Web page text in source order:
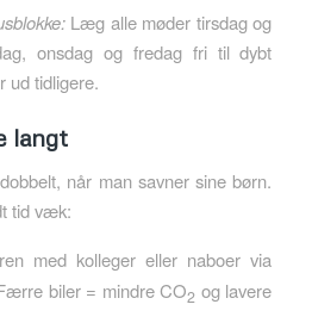
Læg alle møder tirsdag og
onsdag og fredag fri til dybt
ud tidligere.
langt
når man savner sine børn.
tid væk:
med kolleger eller naboer via
biler = mindre CO2 og lavere